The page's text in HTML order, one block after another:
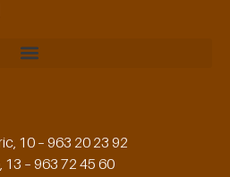
10 – 963 20 23 92
13 – 963 72 45 60